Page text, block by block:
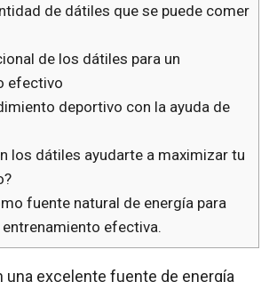
de dátiles que se puede comer
de los dátiles para un
efectivo
deportivo con la ayuda de
los dátiles ayudarte a maximizar tu
fuente natural de energía para
efectiva.
una excelente fuente de energía